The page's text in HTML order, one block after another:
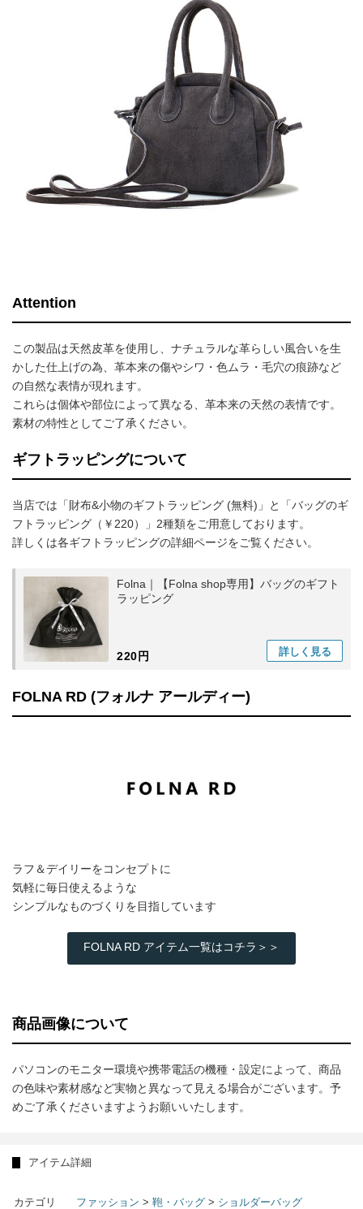
Attention
この製品は天然皮革を使用し、ナチュラルな革らしい風合いを生
かした仕上げの為、革本来の傷やシワ・色ムラ・毛穴の痕跡など
の自然な表情が現れます。
これらは個体や部位によって異なる、革本来の天然の表情です。
素材の特性としてご了承ください。
ギフトラッピングについて
当店では「財布&小物のギフトラッピング (無料)」と「バッグのギ
フトラッピング（￥220）」2種類をご用意しております。
詳しくは各ギフトラッピングの詳細ページをご覧ください。
Folna｜【Folna shop専用】バッグのギフト
ラッピング
220円 詳しく 見る
FOLNA RD (フォルナ アールディー)
ラフ＆デイリーをコンセプトに
気軽に毎日使えるような
シンプルなものづくりを目指しています
FOLNA RD アイテム一覧はコチラ＞＞
商品画像について
パソコンのモニター環境や携帯電話の機種・設定によって、商品
の色味や素材感など実物と異なって見える場合がございます。予
めご了承くださいますようお願いいたします。
アイテム詳細
カテゴリ ファッション > 鞄・バッグ > ショルダーバッグ